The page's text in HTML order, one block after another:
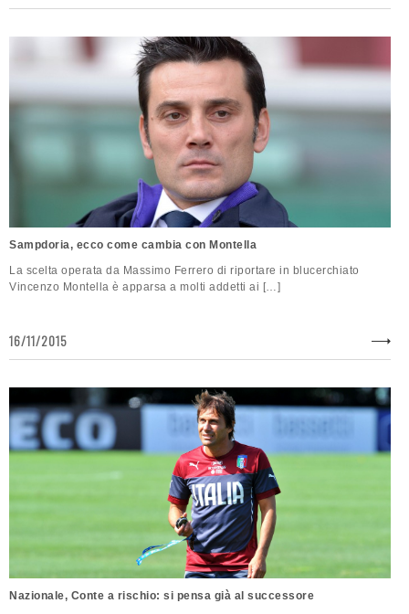
Sampdoria, ecco come cambia con Montella
La scelta operata da Massimo Ferrero di riportare in blucerchiato
Vincenzo Montella è apparsa a molti addetti ai […]
16/11/2015
Nazionale, Conte a rischio: si pensa già al successore